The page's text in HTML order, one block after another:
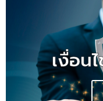
เงื่อน